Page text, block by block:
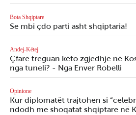
Bota Shqiptare
Se mbi çdo parti asht shqiptaria!
Andej-Këtej
Çfarë treguan këto zgjedhje në
nga tuneli? - Nga Enver Robelli
Opinione
Kur diplomatët trajtohen si
ndodh me shoqatat shqiptare në